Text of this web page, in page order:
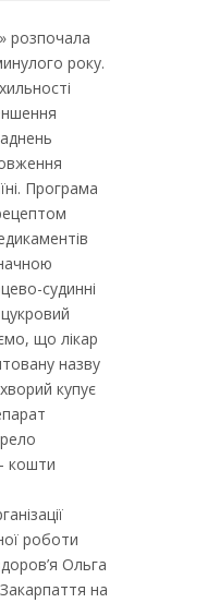
розпочала
року.
Програма
судинні
що лікар
назву
купує
кошти
роботи
Ольга
на